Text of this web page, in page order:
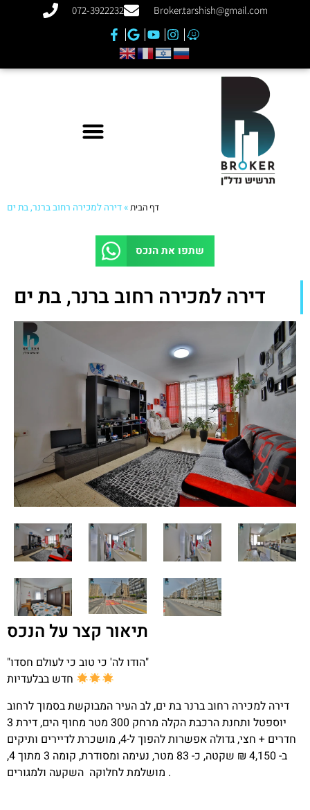
072-3922232 Broker.tarshish@gmail.com
דף הבית»דירה למכירה רחוב ברנר, בת ים
דירה למכירה רחוב ברנר, בת ים
שתפו את הנכס
תיאור קצר על הנכס
"הודו לה' כי טוב כי לעולם חסדו"
דירה למכירה רחוב ברנר בת ים, לב העיר המבוקשת בסמוך לרחוב
יוספטל ותחנת הרכבת הקלה מרחק 300 מטר מחוף הים, דירת 3
חדרים + חצי, גדולה אפשרות להפוך ל-4, מושכרת לדיירים ותיקים
ב- 4,150 ₪ שקטה, כ- 83 מטר, נעימה ומסודרת, קומה 3 מתוך 4,
מושלמת לחלוקה השקעה ולמגורים.